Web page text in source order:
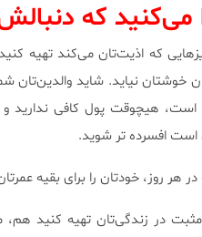
می‌كنید كه
كه اذیت‌تان می‌كند تهیه
خوشتان نیاید. شاید والدین‌تان
هیچوقت پول كافی
افسرده تر شوید.
هر روز، خودتان را برای بقیه
در زندگی‌تان تهیه كنید هم،